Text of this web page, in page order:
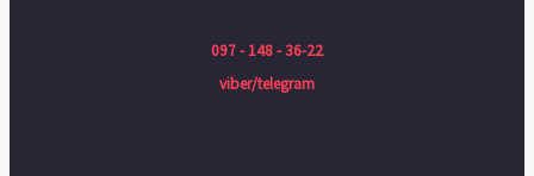
097 - 148 - 36-22
viber/telegram